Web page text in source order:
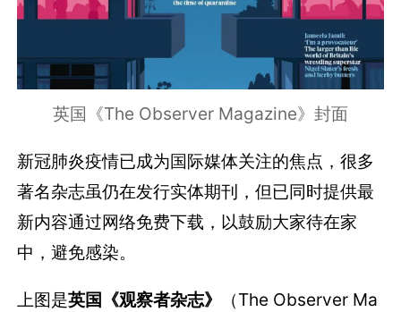
英国《The Observer Magazine》封面
新冠肺炎疫情已成为国际媒体关注的焦点，很多
著名杂志虽仍在发行实体期刊，但已同时提供最
新内容通过网络免费下载，以鼓励大家待在家
中，避免感染。
上图是英国《观察者杂志》
（The Observer Ma